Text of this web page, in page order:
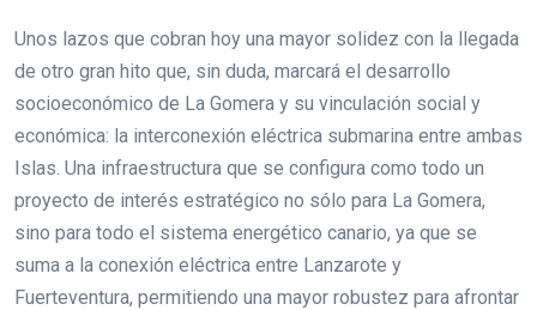
Unos lazos que cobran hoy una mayor solidez con la llegada
de otro gran hito que, sin duda, marcará el desarrollo
socioeconómico de La Gomera y su vinculación social y
económica: la interconexión eléctrica submarina entre ambas
Islas. Una infraestructura que se configura como todo un
proyecto de interés estratégico no sólo para La Gomera,
sino para todo el sistema energético canario, ya que se
suma a la conexión eléctrica entre Lanzarote y
Fuerteventura, permitiendo una mayor robustez para afrontar